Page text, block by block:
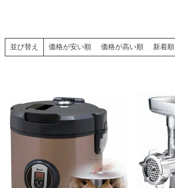
並び替え 価格が安い順 価格が高い順 新着順